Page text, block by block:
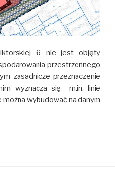
6 nie jest objęty
przestrzennego
zasadnicze przeznaczenie
wyznacza się m.in. linie
wybudować na danym